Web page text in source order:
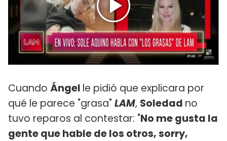
Cuando Ángel le pidió que explicara por
qué le parece "grasa" LAM, Soledad no
tuvo reparos al contestar: "No me gusta la
gente que hable de los otros, sorry,